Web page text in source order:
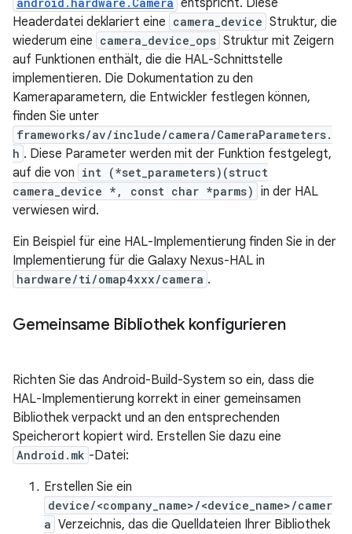
Headerdatei deklariert eine camera_device Struktur, die
wiederum eine camera_device_ops Struktur mit Zeigern
auf Funktionen enthält, die die HAL-Schnittstelle
implementieren. Die Dokumentation zu den
Kameraparametern, die Entwickler festlegen können,
finden Sie unter
frameworks/av/include/camera/CameraParameters.
h . Diese Parameter werden mit der Funktion festgelegt,
auf die von int (*set_parameters)(struct
camera_device *, const char *parms) in der HAL
verwiesen wird.
Ein Beispiel für eine HAL-Implementierung finden Sie in der
Implementierung für die Galaxy Nexus-HAL in
hardware/ti/omap4xxx/camera .
Gemeinsame Bibliothek konfigurieren
Richten Sie das Android-Build-System so ein, dass die
HAL-Implementierung korrekt in einer gemeinsamen
Bibliothek verpackt und an den entsprechenden
Speicherort kopiert wird. Erstellen Sie dazu eine
Android.mk -Datei:
Erstellen Sie ein
device/<company_name>/<device_name>/camer
a Verzeichnis, das die Quelldateien Ihrer Bibliothek